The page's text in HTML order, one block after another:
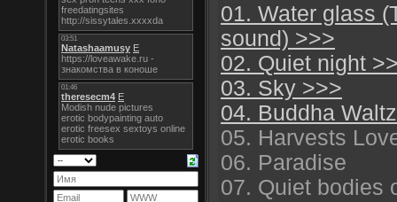
01. Water glass
sound) >>>
02. Quiet night
03. Sky >>>
04. Buddha
05. Harvests
06. Paradise
07. Quiet bodies